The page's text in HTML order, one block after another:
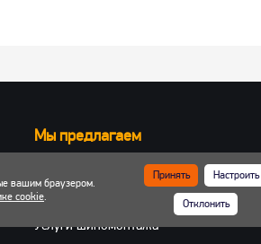
Мы предлагаем
Запчасти для вилочных погрузчиков
Запчасти для двигателей
Шины, колеса, диски
Услуги шиномонтажа
вашим браузером.
cookie.
Принять Настроить
Отклонить